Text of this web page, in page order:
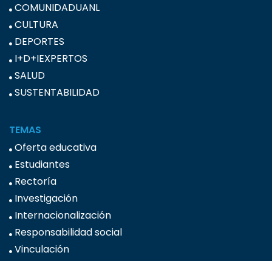
COMUNIDADUANL
CULTURA
DEPORTES
I+D+IEXPERTOS
SALUD
SUSTENTABILIDAD
TEMAS
Oferta educativa
Estudiantes
Rectoría
Investigación
Internacionalización
Responsabilidad social
Vinculación